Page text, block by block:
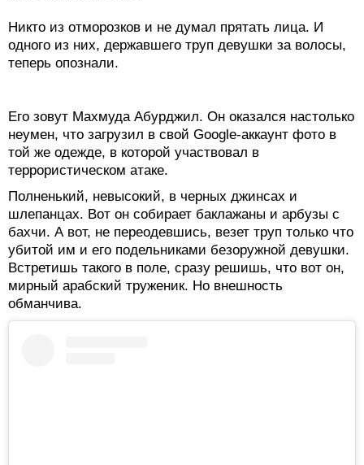
Никто из отморозков и не думал прятать лица. И
одного из них, державшего труп девушки за волосы,
теперь опознали.
Его зовут Махмуда Абурджил. Он оказался настолько
неумен, что загрузил в свой Google-аккаунт фото в
той же одежде, в которой участвовал в
террористическом атаке.
Полненький, невысокий, в черных джинсах и
шлепанцах. Вот он собирает баклажаны и арбузы с
бахчи. А вот, не переодевшись, везет труп только что
убитой им и его подельниками безоружной девушки.
Встретишь такого в поле, сразу решишь, что вот он,
мирный арабский труженик. Но внешность
обманчива.